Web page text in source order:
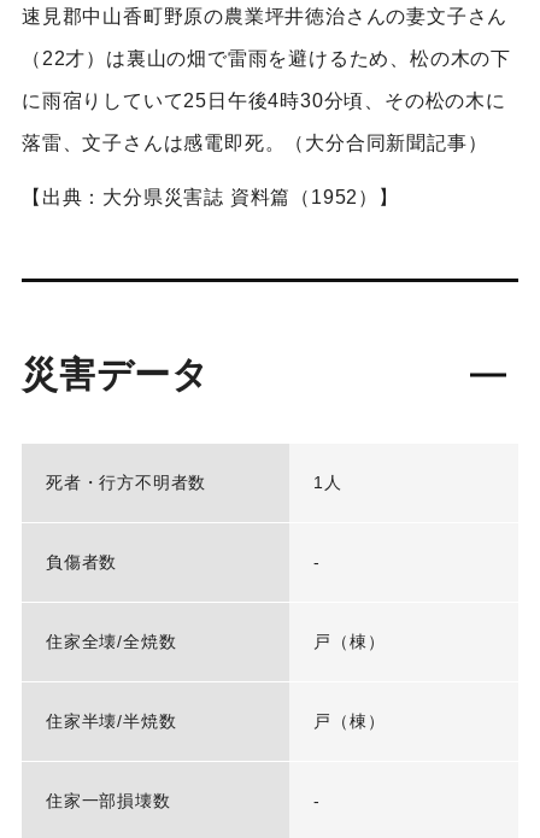
速見郡中山香町野原の農業坪井徳治さんの妻文子さん
（22才）は裏山の畑で雷雨を避けるため、松の木の下
に雨宿りしていて25日午後4時30分頃、その松の木に
落雷、文子さんは感電即死。（大分合同新聞記事）
【出典：大分県災害誌 資料篇（1952）】
災害データ
死者・行方不明者数 1人
負傷者数 -
住家全壊/全焼数 戸（棟）
住家半壊/半焼数 戸（棟）
住家一部損壊数 -